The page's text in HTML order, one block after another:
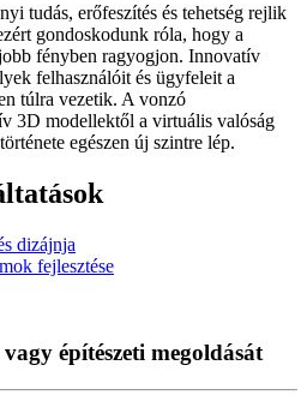
tudás, erőfeszítés és tehetség rejlik
gondoskodunk róla, hogy a
fényben ragyogjon. Innovatív
felhasználóit és ügyfeleit a
túlra vezetik. A vonzó
3D modellektől a virtuális valóság
egészen új szintre lép.
dizájnja
fejlesztése
építészeti megoldását